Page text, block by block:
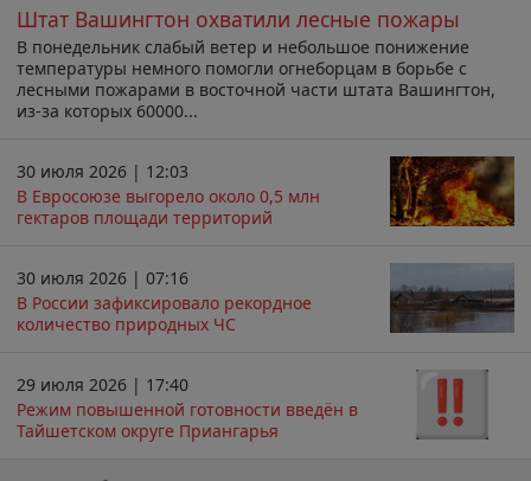
Штат Вашингтон охватили лесные пожары
В понедельник слабый ветер и небольшое понижение
температуры немного помогли огнеборцам в борьбе с
лесными пожарами в восточной части штата Вашингтон,
из-за которых 60000...
30 июля 2026 | 12:03
В Евросоюзе выгорело около 0,5 млн
гектаров площади территорий
30 июля 2026 | 07:16
В России зафиксировало рекордное
количество природных ЧС
29 июля 2026 | 17:40
Режим повышенной готовности введён в
Тайшетском округе Приангарья